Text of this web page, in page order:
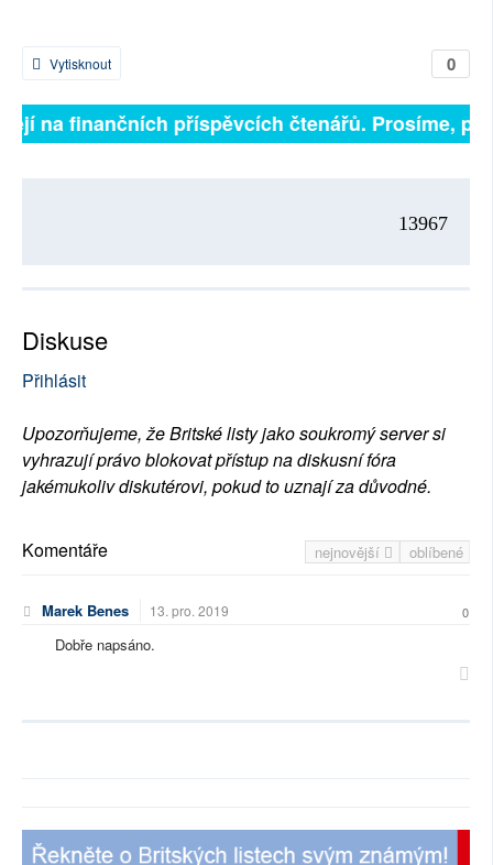
0
Vytisknout
na finančních příspěvcích čtenářů. Prosíme,
13967
Diskuse
Přihlásit
Upozorňujeme, že Britské listy jako soukromý server si
vyhrazují právo blokovat přístup na diskusní fóra
jakémukoliv diskutérovi, pokud to uznají za důvodné.
nejnovější oblíbené
Komentáře
Marek Benes 13. pro. 2019 0
Dobře napsáno.